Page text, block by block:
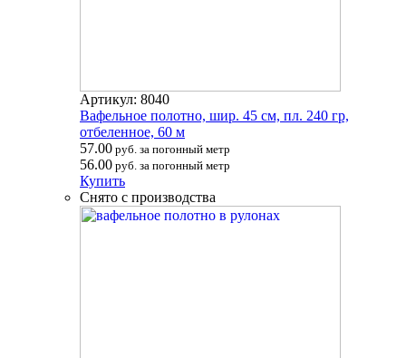
Артикул: 8040
Вафельное полотно, шир. 45 см, пл. 240 гр,
отбеленное, 60 м
57.00 руб. за погонный метр
56.00 руб. за погонный метр
Купить
Снято с производства